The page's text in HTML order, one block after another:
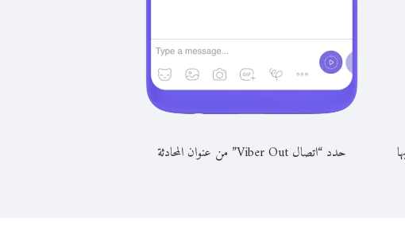
حدد “اتصال Viber Out” من عنوان المحادثة